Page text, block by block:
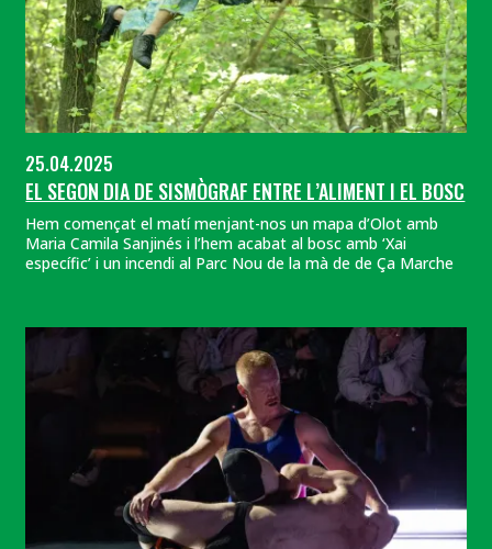
25.04.2025
EL SEGON DIA DE SISMÒGRAF ENTRE L’ALIMENT I EL BOSC
Hem començat el matí menjant-nos un mapa d’Olot amb
Maria Camila Sanjinés i l’hem acabat al bosc amb ‘Xai
específic’ i un incendi al Parc Nou de la mà de de Ça Marche